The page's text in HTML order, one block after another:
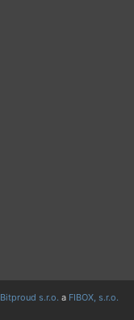
Bitproud s.r.o. a FIBOX, s.r.o.